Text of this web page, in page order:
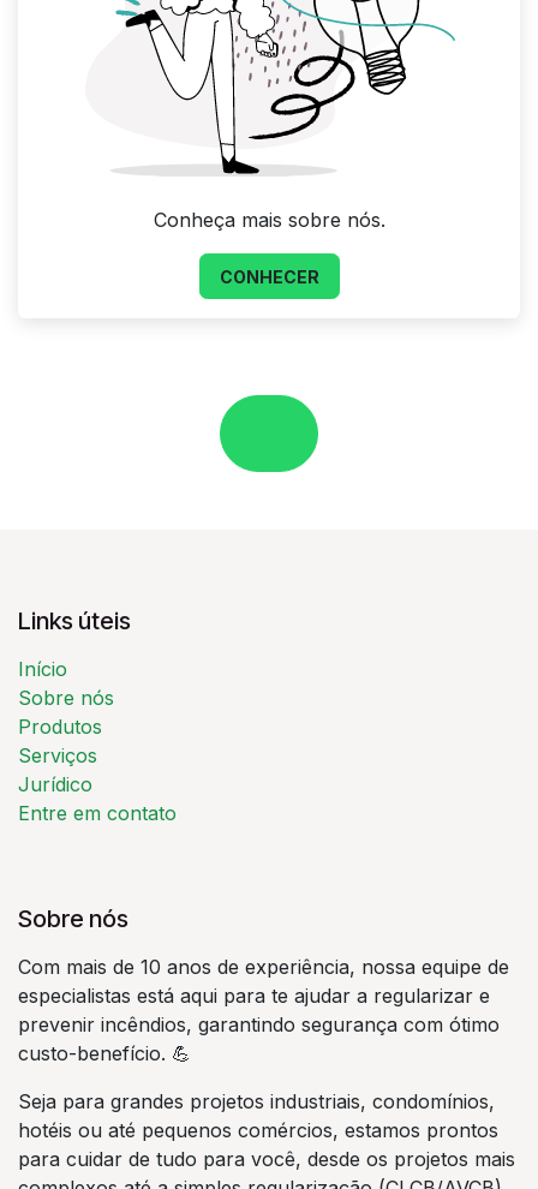
Conheça mais sobre nós.
CONHECER
Links úteis
Início
Sobre nós
Produtos
Serviços
Jurídico
Entre em contato
Sobre nós
Com mais de 10 anos de experiência, nossa equipe de
especialistas está aqui para te ajudar a regularizar e
prevenir incêndios, garantindo segurança com ótimo
custo-benefício. 💪
Seja para grandes projetos industriais, condomínios,
hotéis ou até pequenos comércios, estamos prontos
para cuidar de tudo para você, desde os projetos mais